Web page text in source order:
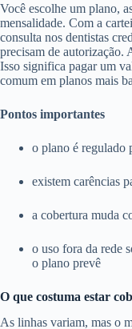
Você escolhe um plano,
mensalidade. Com a
consulta nos dentistas
precisam de autorização.
Isso significa pagar um
comum em planos mais
Pontos importantes
o plano é regulado
existem carências
a cobertura muda
o uso fora da rede
o plano prevê
O que costuma estar
As linhas variam, mas o